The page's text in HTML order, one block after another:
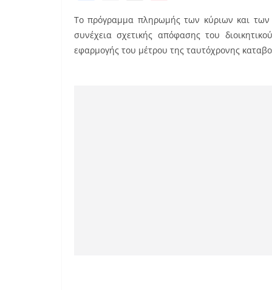
a
c
e
ai
l
nt
er
e
Tο πρόγραμμα πληρωμής των κύριων και
συνέχεια σχετικής απόφασης του
εφαρμογής του μέτρου της ταυτόχρονης